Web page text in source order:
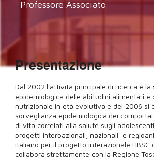
Professore Associato
Presentazione
Dal 2002 l'attività principale di ricerca è la
epidemiologica delle abitudini alimentari e
nutrizionale in età evolutiva e del 2006 si
sorveglianza epidemiologica dei
di vita correlati alla salute sugli
progetti interbazionali, nazionali e
italiano per il progetto interazionale HBSC
collabora strettamente con la Regione